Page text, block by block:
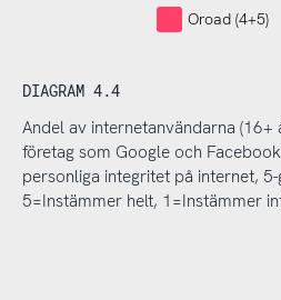
Oroad (4+5)
DIAGRAM 4.4
Andel av internetanvändarna
företag som Google och
personliga integritet på internet,
5=Instämmer helt, 1=Instämmer